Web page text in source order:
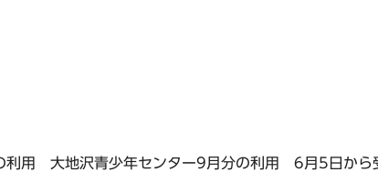
利用 大地沢青少年センター9月分の利用 6月5日から